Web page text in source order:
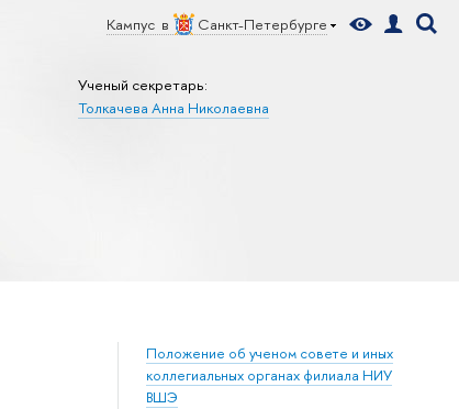
Кампус в Санкт-Петербурге
Ученый секретарь:
Толкачева Анна Николаевна
Положение об ученом совете и иных
коллегиальных органах филиала НИУ
ВШЭ